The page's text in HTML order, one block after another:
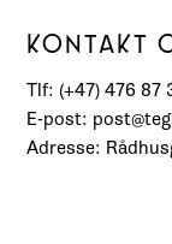
KONTAKT
Tlf: (+47) 476 87
E-post:
Adresse: